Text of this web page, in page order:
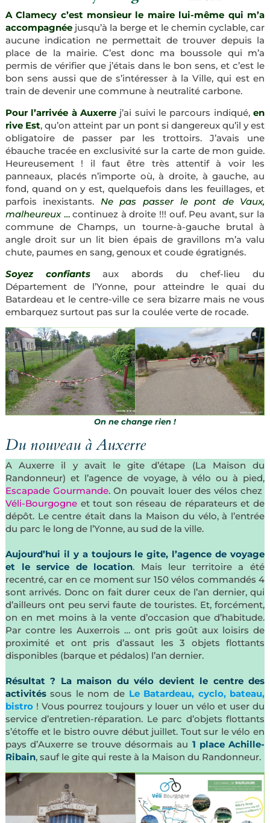
A Clamecy c’est monsieur le maire lui-même qui m’a
accompagnéejusqu’à la berge et le chemin cyclable, car
aucune indication ne permettait de trouver depuis la
place de la mairie. C’est donc ma boussole qui m’a
permis de vérifier que j’étais dans le bon sens, et c’est le
bon sens aussi que de s’intéresser à la Ville, qui est en
train de devenir une commune à neutralité carbone.
Pour l’arrivée à Auxerrej’ai suivi le parcours indiqué,en
rive Est, qu’on atteint par un pont si dangereux qu’il y est
obligatoire de passer par les trottoirs. J’avais une
ébauche tracée en exclusivité sur la carte de mon guide.
Heureusement ! il faut être très attentif à voir les
panneaux, placés n’importe où, à droite, à gauche, au
fond, quand on y est, quelquefois dans les feuillages, et
parfois inexistants. Ne pas passer le pont de Vaux,
malheureux…continuez à droite !!! ouf. Peu avant, sur la
commune de Champs, un tourne-à-gauche brutal à
angle droit sur un lit bien épais de gravillons m’a valu
chute, paumes en sang, genoux et coude égratignés.
Soyez confiantsaux abords du chef-lieu du
Département de l’Yonne, pour atteindre le quai du
Batardeau et le centre-ville ce sera bizarre mais ne vous
embarquez surtout pas sur la coulée verte de rocade.
On ne change rien !
Du nouveau à Auxerre
A Auxerre il y avait le gite d’étape (La Maison du
Randonneur) et l’agence de voyage, à vélo ou à pied,
Escapade Gourmande. On pouvait louer des vélos chez
Véli-Bourgogneet tout son réseau de réparateurs et de
dépôt. Le centre était dans la Maison du vélo, à l’entrée
du parc le long de l’Yonne, au sud de la ville.
Aujourd’hui il y a toujours le gite, l’agence de voyage
et le service de location. Mais leur territoire a été
recentré, car en ce moment sur 150 vélos commandés 4
sont arrivés. Donc on fait durer ceux de l’an dernier, qui
d’ailleurs ont peu servi faute de touristes. Et, forcément,
on en met moins à la vente d’occasion que d’habitude.
Par contre les Auxerrois … ont pris goût aux loisirs de
proximité et ont pris d’assaut les 3 objets flottants
disponibles (barque et pédalos) l’an dernier.
Résultat ? La maison du vélo devient le centre des
activitéssous le nom de Le Batardeau, cyclo, bateau,
bistro! Vous pourrez toujours y louer un vélo et user du
service d’entretien-réparation. Le parc d’objets flottants
s’étoffe et le bistro ouvre début juillet. Tout sur le vélo en
pays d’Auxerre se trouve désormais au 1 place Achille-
Ribain, sauf le gite qui reste à la Maison du Randonneur.